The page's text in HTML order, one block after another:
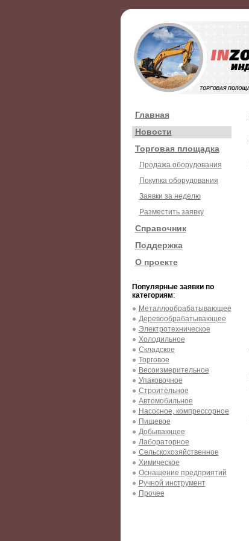
Главная
Новости
Торговая площадка
Продажа оборудования
Покупка оборудования
Заявки за неделю
Разместить заявку
Справочник
Поддержка
О проекте
Популярные заявки по
категориям:
Металлообрабатывающее
Деревообрабатывающее
Электротехническое
Холодильное
Складское
Торговое
Весоизмерительное
Упаковочное
Строительное
Автомобильное
Насосное, компрессорное
Пищевое
Добывающее
Лабораторное
Сельскохозяйственное
Химическое
Оснащение предприятий
Ручной инструмент
Прочее